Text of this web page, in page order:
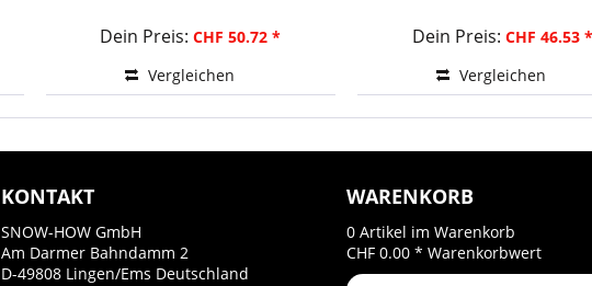
Dein Preis: CHF 50.72 *
Vergleichen
Dein Preis: CHF 46.53 *
Vergleichen
KONTAKT
SNOW-HOW GmbH
Am Darmer Bahndamm 2
D-49808 Lingen/Ems Deutschland
WARENKORB
0 Artikel im Warenkorb
CHF 0.00 * Warenkorbwert